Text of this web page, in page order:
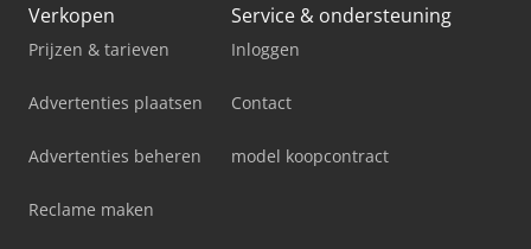
Verkopen
Prijzen & tarieven
Advertenties plaatsen
Advertenties beheren
Reclame maken
Service & ondersteuning
Inloggen
Contact
model koopcontract